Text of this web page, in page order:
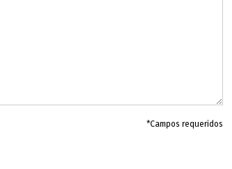
*Campos requeridos